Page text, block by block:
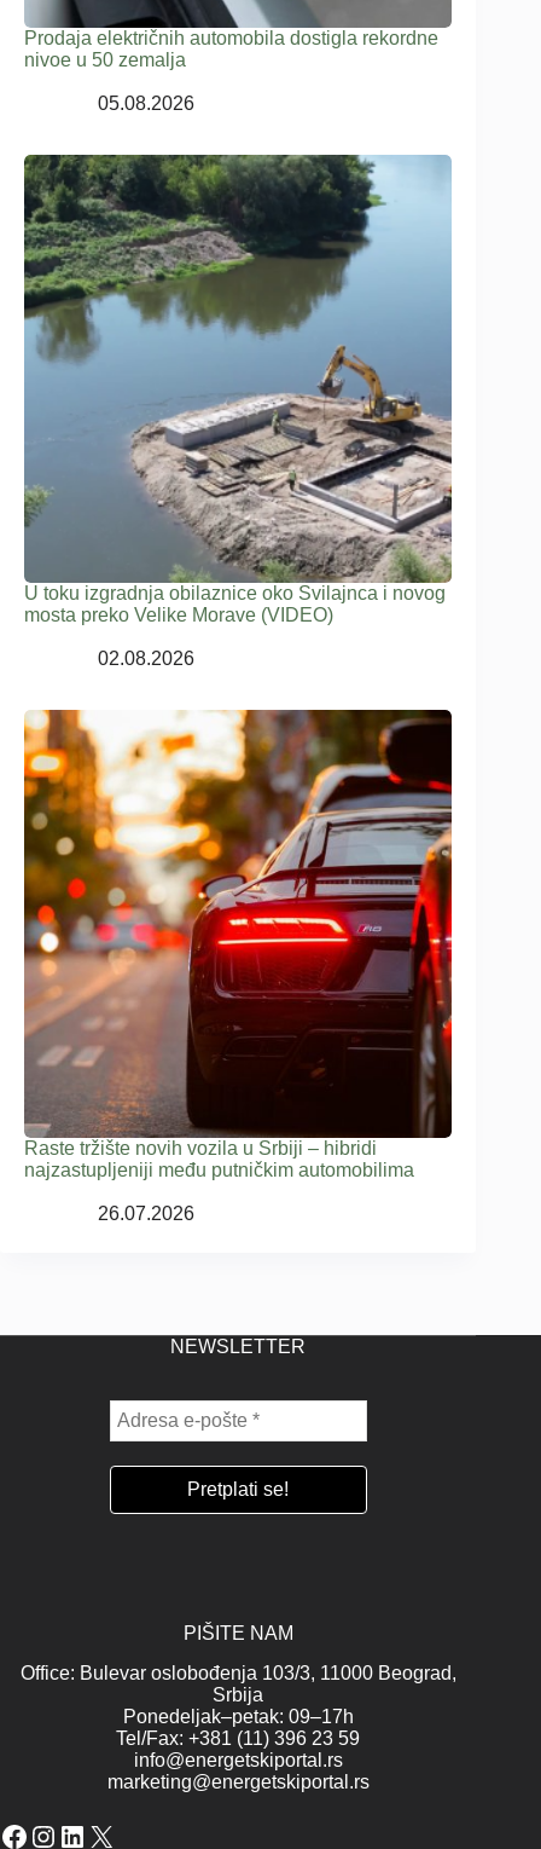
Prodaja električnih automobila dostigla rekordne
nivoe u 50 zemalja
05.08.2026
U toku izgradnja obilaznice oko Svilajnca i novog
mosta preko Velike Morave (VIDEO)
02.08.2026
Raste tržište novih vozila u Srbiji – hibridi
najzastupljeniji među putničkim automobilima
26.07.2026
NEWSLETTER
PIŠITE NAM
Office: Bulevar oslobođenja 103/3, 11000 Beograd,
Srbija
Ponedeljak–petak: 09–17h
Tel/Fax: +381 (11) 396 23 59
info@energetskiportal.rs
marketing@energetskiportal.rs
Facebook
Instagram
LinkedIn
X